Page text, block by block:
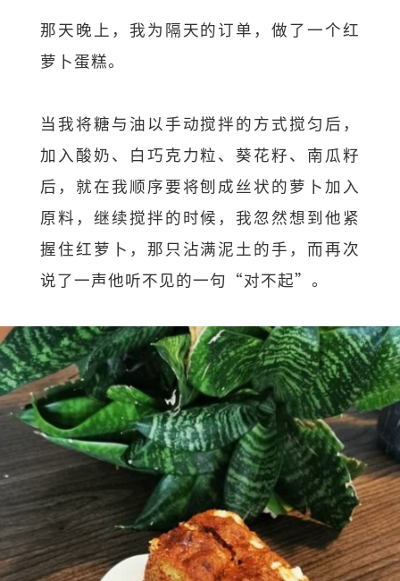
那天晚上，我为隔天的订单，做了一个红
萝卜蛋糕。
当我将糖与油以手动搅拌的方式搅匀后，
加入酸奶、白巧克力粒、葵花籽、南瓜籽
后，就在我顺序要将刨成丝状的萝卜加入
原料，继续搅拌的时候，我忽然想到他紧
握住红萝卜，那只沾满泥土的手，而再次
说了一声他听不见的一句“对不起”。